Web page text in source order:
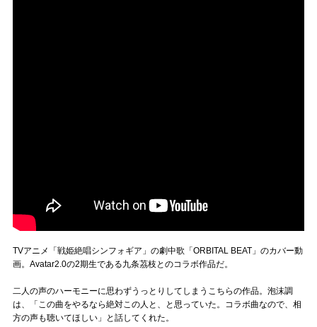
TVアニメ「戦姫絶唱シンフォギア」の劇中歌「ORBITAL BEAT」のカバー動
画。Avatar2.0の2期生である九条茘枝とのコラボ作品だ。
二人の声のハーモニーに思わずうっとりしてしまうこちらの作品。泡沫調
は、「この曲をやるなら絶対この人と、と思っていた。コラボ曲なので、相
方の声も聴いてほしい」と話してくれた。